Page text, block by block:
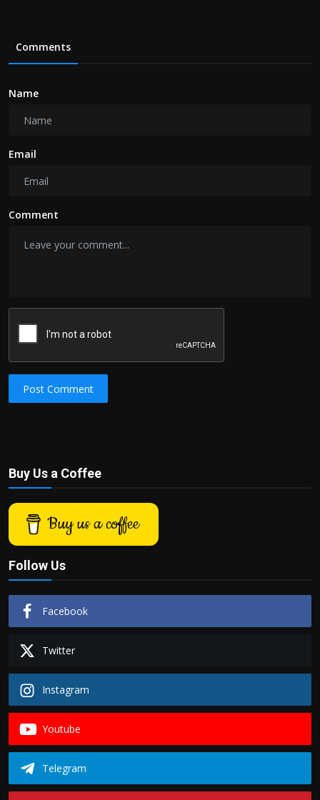
Comments
Name
Email
Comment
Post Comment
Buy Us a Coffee
Buy us a coffee
Follow Us
Facebook
Twitter
Instagram
Youtube
Telegram